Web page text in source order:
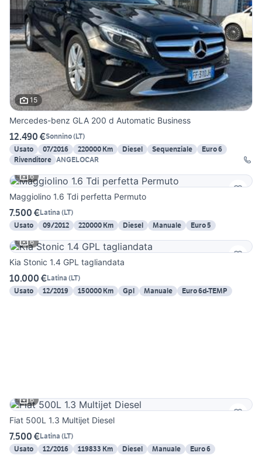
15
Mercedes-benz GLA 200 d Automatic Business
12.490 €Sonnino(LT)
Usato
07/2016 220000 Km Diesel Sequenziale
Euro 6
Rivenditore ANGELOCAR
6
Maggiolino 1.6 Tdi perfetta Permuto
7.500 €Latina (LT)
Usato
09/2012 220000 Km Diesel Manuale
Euro 5
6
Kia Stonic 1.4 GPL tagliandata
10.000 €Latina (LT)
Usato
12/2019 150000 Km Gpl Manuale Euro 6d-TEMP
6
Fiat 500L 1.3 Multijet Diesel
7.500 €Latina (LT)
Usato
12/2016 119833 Km Diesel Manuale
Euro 6